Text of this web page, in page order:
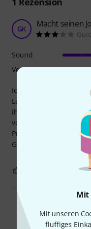
Mit
Mit unseren
fluffiges
GK Macht seinen
Ich habe mehrere Töne
Lautstärke und Sound
ihren Job. Wir haben
vergleichen. Die alten
Preis / Leistung finde
Grenze...
Sound
Verarbeitung
Alle